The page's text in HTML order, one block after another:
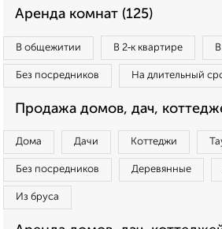
Аренда комнат (125)
В общежитии В 2‑к квартире
Без посредников На длительный
Продажа домов, дач,
Дома Дачи Коттеджи
Без посредников Деревянные
Из бруса